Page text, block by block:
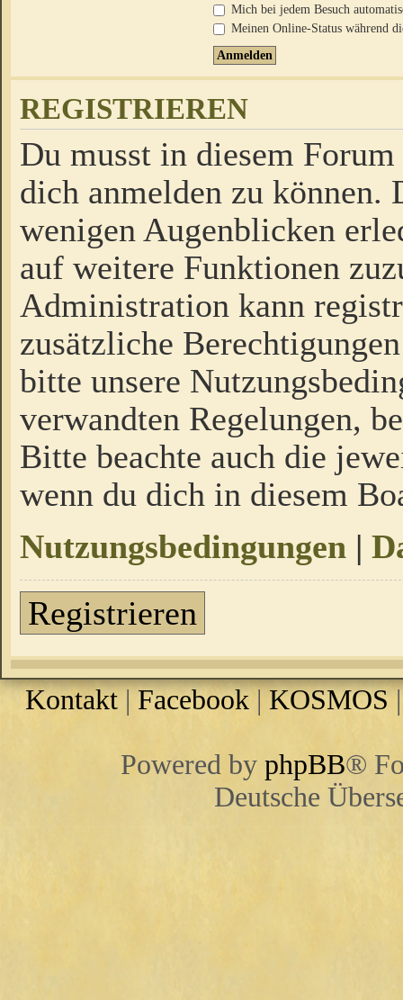
Mich bei jedem Besuch
Meinen Online-Status während
REGISTRIEREN
Du musst in diesem
dich anmelden zu
wenigen Augenblicken
auf weitere Funktionen
Administration kann
zusätzliche
bitte unsere
verwandten Regelungen,
Bitte beachte auch die
wenn du dich in diesem
Nutzungsbedingungen |
Registrieren
Kontakt | Facebook |KOSMOS
Powered by phpBB®
Deutsche